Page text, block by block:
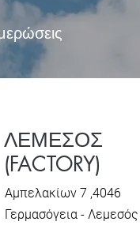
ΛΕΜΕΣΟΣ
(FACTORY)
Αμπελακίων 7 ,4046
Γερμασόγεια - Λεμεσός